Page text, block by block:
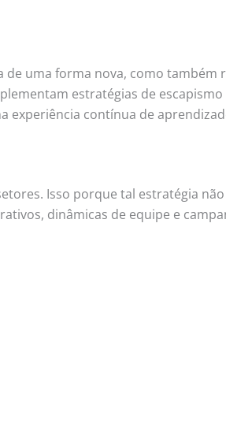
uma forma nova, como
estratégias de
contínua de
Isso porque tal estratégia
dinâmicas de equipe e